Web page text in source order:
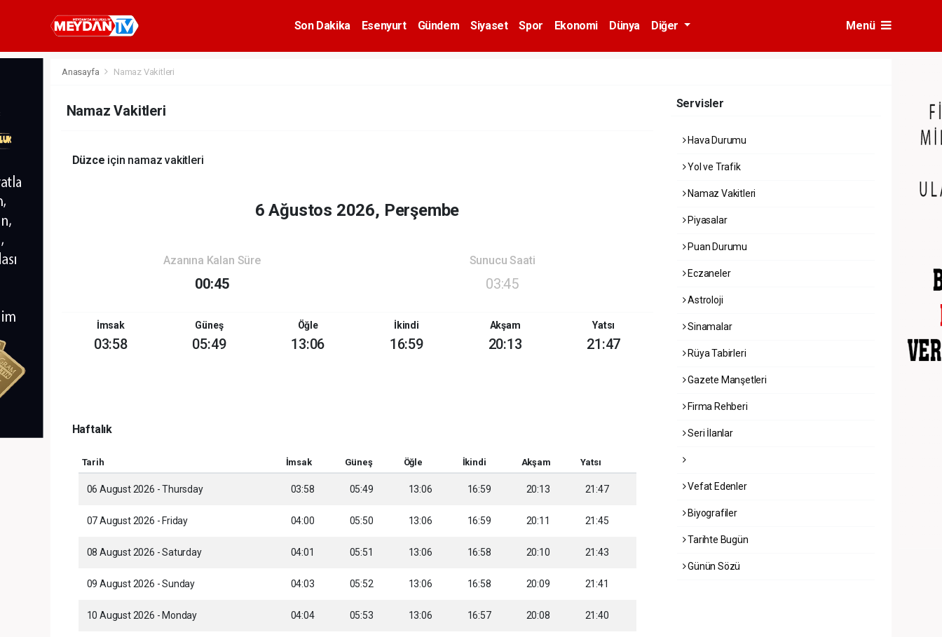
Son Dakika Esenyurt Gündem Siyaset Spor Ekonomi Dünya Diğer Menü
Anasayfa Namaz Vakitleri
Namaz Vakitleri
Düzce için namaz vakitleri
6 Ağustos 2026, Perşembe
Azanına Kalan Süre
00:45
Sunucu Saati
03:45
İmsak
03:58
Güneş
05:49
Öğle
13:06
İkindi
16:59
Akşam
20:13
Yatsı
21:47
Haftalık
Tarih İmsak Güneş Öğle İkindi Akşam Yatsı
06 August 2026 - Thursday 03:58 05:49 13:06 16:59 20:13 21:47
07 August 2026 - Friday 04:00 05:50 13:06 16:59 20:11 21:45
08 August 2026 - Saturday 04:01 05:51 13:06 16:58 20:10 21:43
09 August 2026 - Sunday 04:03 05:52 13:06 16:58 20:09 21:41
10 August 2026 - Monday 04:04 05:53 13:06 16:57 20:08 21:40
Servisler
Hava Durumu
Yol ve Trafik
Namaz Vakitleri
Piyasalar
Puan Durumu
Eczaneler
Astroloji
Sinamalar
Rüya Tabirleri
Gazete Manşetleri
Firma Rehberi
Seri İlanlar
Vefat Edenler
Biyografiler
Tarihte Bugün
Günün Sözü